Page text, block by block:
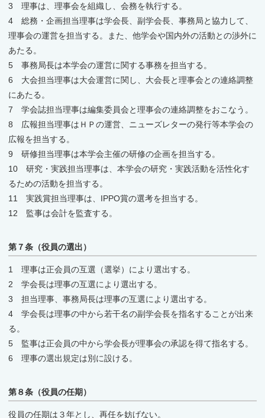
3 理事は、理事会を組織し、会務を執行する。
4 総務・企画担当理事は学会長、副学会長、事務局と協力して、
理事会の運営を担当する。また、他学会や国内外の活動との渉外に
あたる。
5 事務局長は本学会の運営に関する事務を担当する。
6 大会担当理事は大会運営に関し、大会長と理事会との連絡調整
にあたる。
7 学会誌担当理事は編集委員会と理事会の連絡調整をおこなう。
8 広報担当理事はＨＰの運営、ニューズレターの発行等本学会の
広報を担当する。
9 研修担当理事は本学会主催の研修の企画を担当する。
10 研究・実践担当理事は、本学会の研究・実践活動を活性化す
るための活動を担当する。
11 実践賞担当理事は、IPPO賞の選考を担当する。
12 監事は会計を監査する。
第７条（役員の選出）
1 理事は正会員の互選（選挙）により選出する。
2 学会長は理事の互選により選出する。
3 担当理事、事務局長は理事の互選により選出する。
4 学会長は理事の中から若干名の副学会長を指名することが出来
る。
5 監事は正会員の中から学会長が理事会の承認を得て指名する。
6 理事の選出規定は別に設ける。
第８条（役員の任期）
役員の任期は３年とし、再任を妨げない。